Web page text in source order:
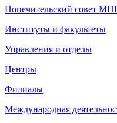
Попечительский совет
Институты и факультеты
Управления и отделы
Центры
Филиалы
Международная